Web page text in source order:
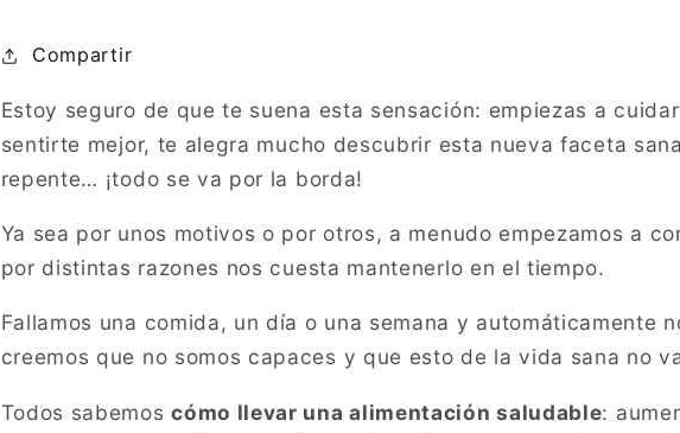
Compartir
Estoy seguro de que te suena esta sensación: empiezas a
sentirte mejor, te alegra mucho descubrir esta nueva faceta
repente… ¡todo se va por la borda!
Ya sea por unos motivos o por otros, a menudo empezamos a
por distintas razones nos cuesta mantenerlo en el tiempo.
Fallamos una comida, un día o una semana y automáticamente
creemos que no somos capaces y que esto de la vida sana no
Todos sabemoscómo llevar una alimentación saludable: